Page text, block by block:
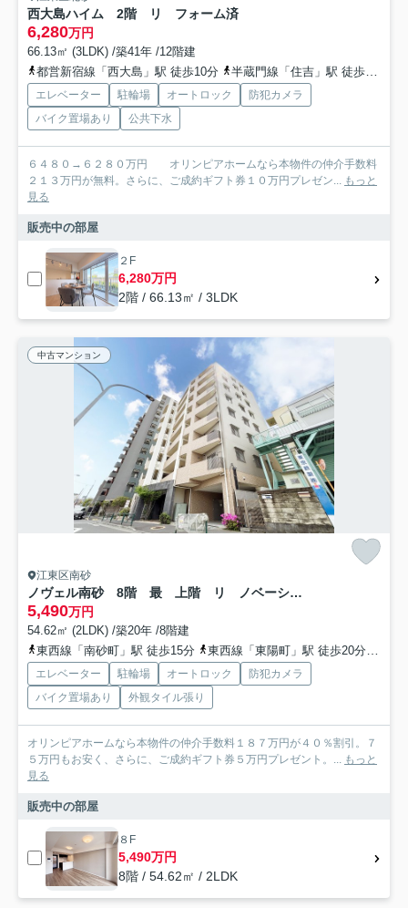
西大島ハイム 2階 リ フォーム済
6,280万円
66.13㎡ (3LDK) /築41年 /12階建
都営新宿線「西大島」駅 徒歩10分
半蔵門線「住吉」駅 徒歩14分
エレベーター 駐輪場 オートロック
防犯カメラ
バイク置場あり
公共下水
６４８０→６２８０万円 オリンピアホームなら本物件の仲介手数料
２１３万円が無料。さらに、ご成約ギフト券１０万円プレゼン...
もっと
見る
販売中の部屋
２F
6,280万円
2階 / 66.13㎡ / 3LDK
中古マンション
江東区南砂
ノヴェル南砂 8階 最 上階 リ ノベーション
5,490万円
54.62㎡ (2LDK) /築20年 /8階建
東西線「南砂町」駅 徒歩15分
東西線「東陽町」駅 徒歩20分
エレベーター 駐輪場 オートロック
防犯カメラ
バイク置場あり
外観タイル張り
オリンピアホームなら本物件の仲介手数料１８７万円が４０％割引。７
５万円もお安く、さらに、ご成約ギフト券５万円プレゼント。...
もっと
見る
販売中の部屋
８F
5,490万円
8階 / 54.62㎡ / 2LDK